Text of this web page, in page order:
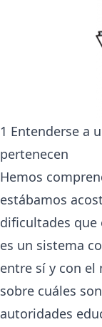
1 Entenderse a
pertenecen
Hemos
estábamos
dificultades que
es un sistema
entre sí y con el
sobre cuáles
autoridades